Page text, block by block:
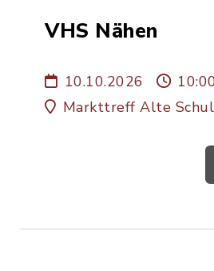
VHS Nähen
10.10.2026
Markttreff Alte